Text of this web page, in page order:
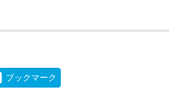
ブックマーク